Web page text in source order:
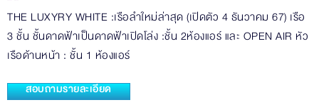
THE LUXYRY WHITE :เรือลำใหม่ล่าสุด (เปิดตัว 4 ธันวาคม 67) เรือ
3 ชั้น ชั้นดาดฟ้าเป็นดาดฟ้าเปิดโล่ง :ชั้น 2ห้องแอร์ และ OPEN AIR หัว
เรือด้านหน้า : ชั้น 1 ห้องแอร์
สอบถามรายละเอียด